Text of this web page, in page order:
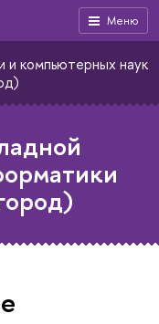
Меню
и компьютерных наук